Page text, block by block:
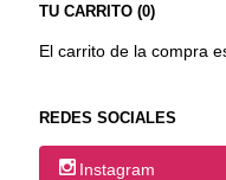
TU CARRITO (0)
El carrito de la compra
REDES SOCIALES
Instagram